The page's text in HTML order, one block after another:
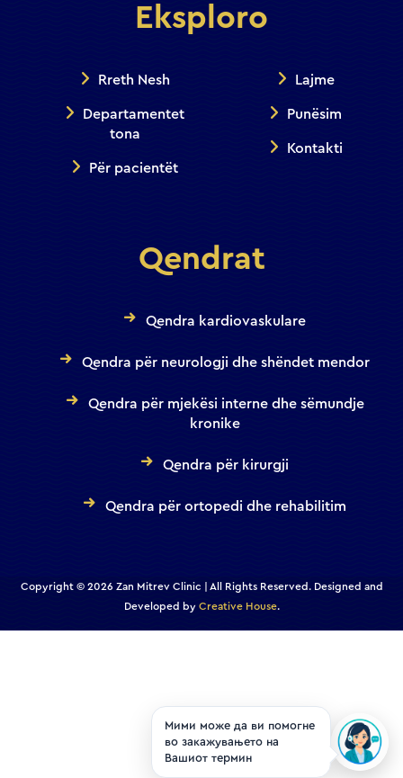
Eksploro
Rreth Nesh
Departamentet
tona
Për pacientët
Lajme
Punësim
Kontakti
Qendrat
Qendra kardiovaskulare
Qendra për neurologji dhe shëndet mendor
Qendra për mjekësi interne dhe sëmundje
kronike
Qendra për kirurgji
Qendra për ortopedi dhe rehabilitim
Copyright © 2026 Zan Mitrev Clinic | All Rights Reserved. Designed and
Developed by Creative House.
Мими може да ви помогне
во закажувањето на
Вашиот термин